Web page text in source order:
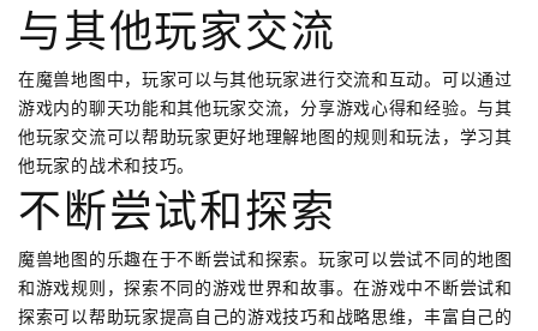
与其他玩家交流
在魔兽地图中，玩家可以与其他玩家进行交流和互动。可以通过
游戏内的聊天功能和其他玩家交流，分享游戏心得和经验。与其
他玩家交流可以帮助玩家更好地理解地图的规则和玩法，学习其
他玩家的战术和技巧。
不断尝试和探索
魔兽地图的乐趣在于不断尝试和探索。玩家可以尝试不同的地图
和游戏规则，探索不同的游戏世界和故事。在游戏中不断尝试和
探索可以帮助玩家提高自己的游戏技巧和战略思维，丰富自己的